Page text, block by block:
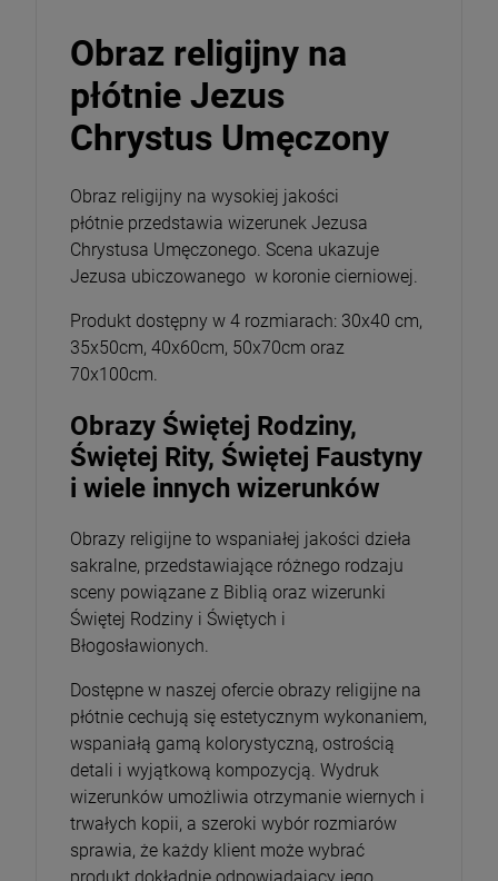
Obraz religijny na
płótnie Jezus
Chrystus Umęczony
Obraz religijny na wysokiej jakości
płótnie przedstawia wizerunek Jezusa
Chrystusa Umęczonego. Scena ukazuje
Jezusa ubiczowanego w koronie cierniowej.
Produkt dostępny w 4 rozmiarach: 30x40 cm,
35x50cm, 40x60cm, 50x70cm oraz
70x100cm.
Obrazy Świętej Rodziny,
Świętej Rity, Świętej Faustyny
i wiele innych wizerunków
Obrazy religijne to wspaniałej jakości dzieła
sakralne, przedstawiające różnego rodzaju
sceny powiązane z Biblią oraz wizerunki
Świętej Rodziny i Świętych i
Błogosławionych.
Dostępne w naszej ofercie obrazy religijne na
płótnie cechują się estetycznym wykonaniem,
wspaniałą gamą kolorystyczną, ostrością
detali i wyjątkową kompozycją. Wydruk
wizerunków umożliwia otrzymanie wiernych i
trwałych kopii, a szeroki wybór rozmiarów
sprawia, że każdy klient może wybrać
produkt dokładnie odpowiadający jego